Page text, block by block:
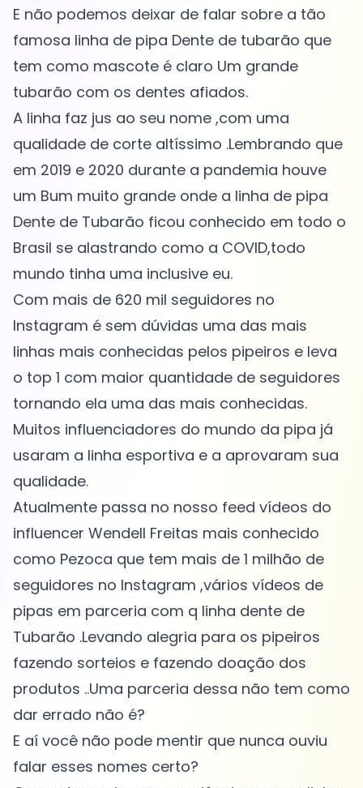
E não podemos deixar de falar sobre a tão
famosa linha de pipa Dente de tubarão que
tem como mascote é claro Um grande
tubarão com os dentes afiados.
A linha faz jus ao seu nome ,com uma
qualidade de corte altíssimo .Lembrando que
em 2019 e 2020 durante a pandemia houve
um Bum muito grande onde a linha de pipa
Dente de Tubarão ficou conhecido em todo o
Brasil se alastrando como a COVID,todo
mundo tinha uma inclusive eu.
Com mais de 620 mil seguidores no
Instagram é sem dúvidas uma das mais
linhas mais conhecidas pelos pipeiros e leva
o top 1 com maior quantidade de seguidores
tornando ela uma das mais conhecidas.
Muitos influenciadores do mundo da pipa já
usaram a linha esportiva e a aprovaram sua
qualidade.
Atualmente passa no nosso feed vídeos do
influencer Wendell Freitas mais conhecido
como Pezoca que tem mais de 1 milhão de
seguidores no Instagram ,vários vídeos de
pipas em parceria com q linha dente de
Tubarão .Levando alegria para os pipeiros
fazendo sorteios e fazendo doação dos
produtos ..Uma parceria dessa não tem como
dar errado não é?
E aí você não pode mentir que nunca ouviu
falar esses nomes certo?